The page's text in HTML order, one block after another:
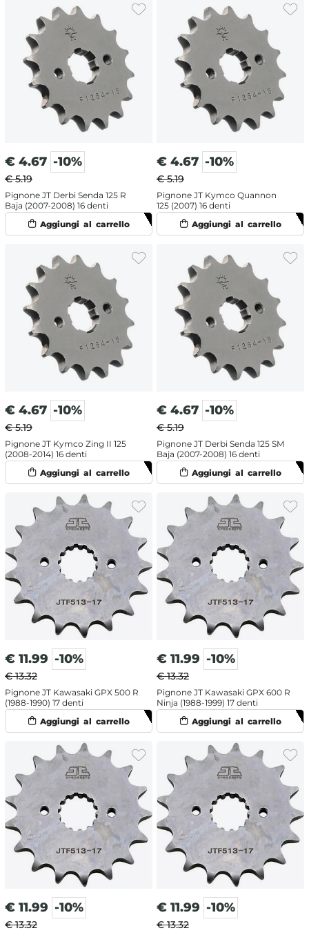
€ 4.67 -10%
€ 5.19
Pignone JT Derbi Senda 125 R
Baja (2007-2008) 16 denti
€ 4.67 -10%
€ 5.19
Pignone JT Kymco Quannon
125 (2007) 16 denti
€ 4.67 -10%
€ 5.19
Pignone JT Kymco Zing II 125
(2008-2014) 16 denti
€ 4.67 -10%
€ 5.19
Pignone JT Derbi Senda 125 SM
Baja (2007-2008) 16 denti
€ 11.99 -10%
€ 13.32
Pignone JT Kawasaki GPX 500 R
(1988-1990) 17 denti
€ 11.99 -10%
€ 13.32
Pignone JT Kawasaki GPX 600 R
Ninja (1988-1999) 17 denti
€ 11.99 -10%
€ 13.32
€ 11.99 -10%
€ 13.32